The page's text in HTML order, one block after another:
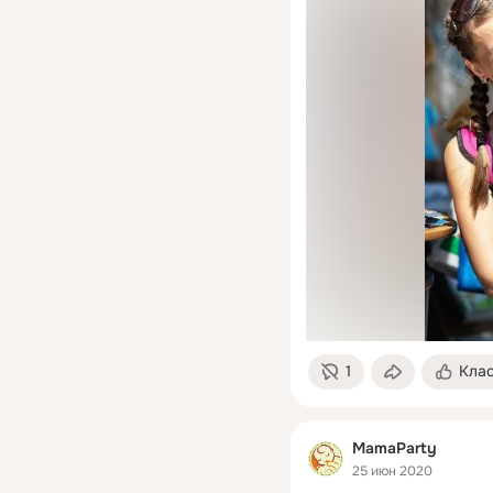
1
MamaParty
25 июн 2020